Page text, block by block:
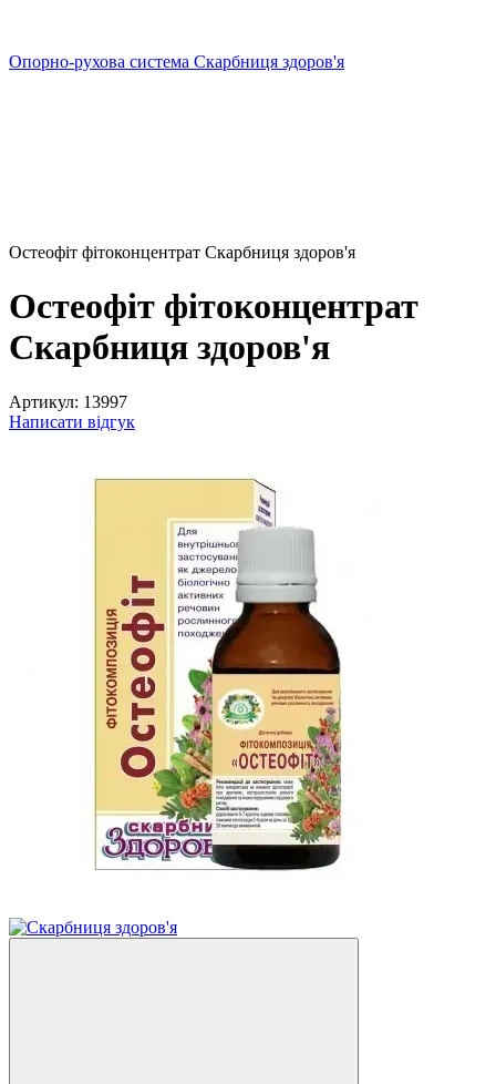
Опорно-рухова система Скарбниця здоров'я
Остеофіт фітоконцентрат Скарбниця здоров'я
Остеофіт фітоконцентрат
Скарбниця здоров'я
Артикул: 13997
Написати відгук